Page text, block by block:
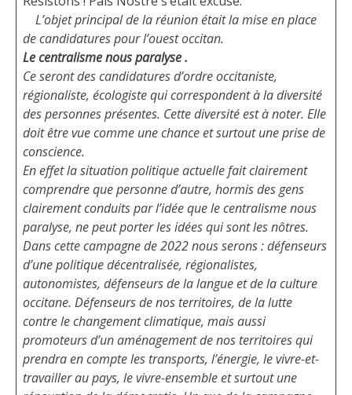
L’objet principal de la réunion était la mise en place
de candidatures pour l’ouest occitan.
Le centralisme nous paralyse .
Ce seront des candidatures d’ordre occitaniste,
régionaliste, écologiste qui correspondent à la diversité
des personnes présentes. Cette diversité est à noter. Elle
doit être vue comme une chance et surtout une prise de
conscience.
En effet la situation politique actuelle fait clairement
comprendre que personne d’autre, hormis des gens
clairement conduits par l’idée que le centralisme nous
paralyse, ne peut porter les idées qui sont les nôtres.
Dans cette campagne de 2022 nous serons : défenseurs
d’une politique décentralisée, régionalistes,
autonomistes, défenseurs de la langue et de la culture
occitane. Défenseurs de nos territoires, de la lutte
contre le changement climatique, mais aussi
promoteurs d’un aménagement de nos territoires qui
prendra en compte les transports, l’énergie, le vivre-et-
travailler au pays, le vivre-ensemble et surtout une